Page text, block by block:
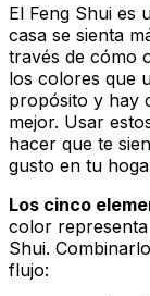
El Feng Shui es
casa se sienta
través de cómo
los colores que
propósito y hay
mejor. Usar
hacer que te
gusto en tu
Los cinco
color
Shui.
flujo: